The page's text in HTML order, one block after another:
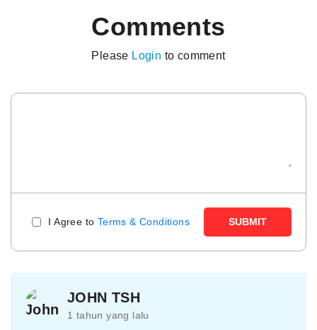
Comments
Please Login to comment
I Agree to Terms & Conditions SUBMIT
JOHN TSH
1 tahun yang lalu